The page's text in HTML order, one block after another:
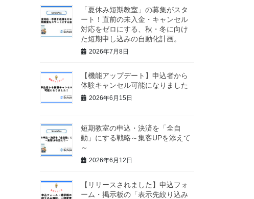
「夏休み短期教室」の募集がスタ
ート！直前の未入金・キャンセル
対応をゼロにする、秋・冬に向け
た短期申し込みの自動化計画。
2026年7月8日
【機能アップデート】申込者から
体験キャンセル可能になりました
2026年6月15日
短期教室の申込・決済を「全自
動」にする戦略～集客UPを添えて
～
2026年6月12日
【リリースされました】申込フォ
ーム・掲示板の「表示先絞り込み